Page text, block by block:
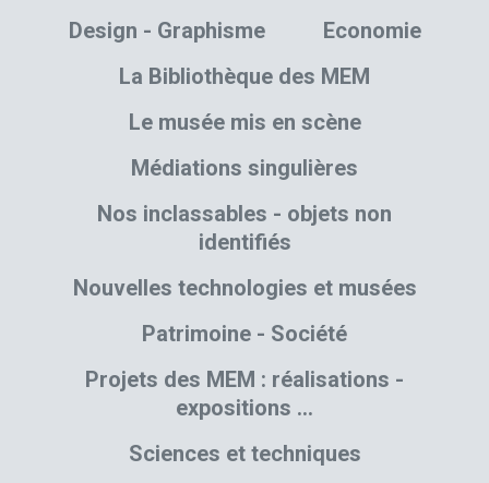
Design - Graphisme
Economie
La Bibliothèque des MEM
Le musée mis en scène
Médiations singulières
Nos inclassables - objets non
identifiés
Nouvelles technologies et musées
Patrimoine - Société
Projets des MEM : réalisations -
expositions …
Sciences et techniques